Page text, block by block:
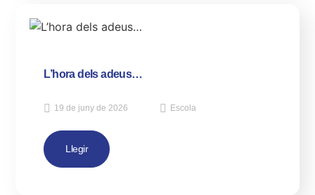
L’hora dels adeus…
19 de juny de 2026 Escola
Llegir